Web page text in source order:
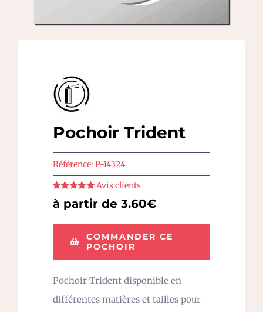
Pochoir Trident
Référence: P-14324
Note sur 5
Avis clients
à partir de 3.60€
COMMANDER CE
POCHOIR
Pochoir Trident disponible en
différentes matières et tailles pour